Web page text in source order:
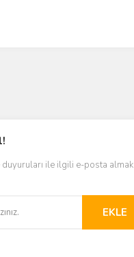
duyuruları ile ilgili e-posta almak
EKLE